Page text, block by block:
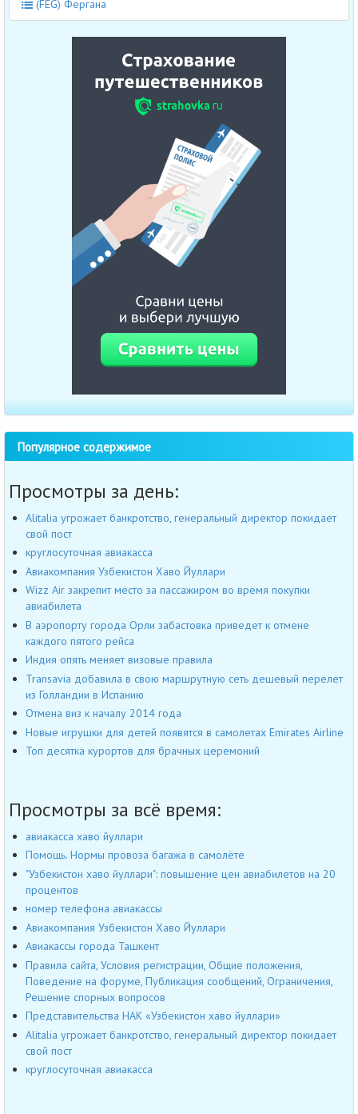
(FEG) Фергана
Популярное содержимое
Просмотры за день:
Alitalia угрожает банкротство, генеральный директор покидает
свой пост
круглосуточная авиакасса
Авиакомпания Узбекистон Хаво Йуллари
Wizz Air закрепит место за пассажиром во время покупки
авиабилета
В аэропорту города Орли забастовка приведет к отмене
каждого пятого рейса
Индия опять меняет визовые правила
Transavia добавила в свою маршрутную сеть дешевый перелет
из Голландии в Испанию
Отмена виз к началу 2014 года
Новые игрушки для детей появятся в самолетах Emirates Airline
Топ десятка курортов для брачных церемоний
Просмотры за всё время:
авиакасса хаво йуллари
Помощь. Нормы провоза багажа в самолёте
"Узбекистон хаво йуллари": повышение цен авиабилетов на 20
процентов
номер телефона авиакассы
Авиакомпания Узбекистон Хаво Йуллари
Авиакассы города Ташкент
Правила сайта, Условия регистрации, Общие положения,
Поведение на форуме, Публикация сообщений, Ограничения,
Решение спорных вопросов
Представительства НАК «Узбекистон хаво йуллари»
Alitalia угрожает банкротство, генеральный директор покидает
свой пост
круглосуточная авиакасса